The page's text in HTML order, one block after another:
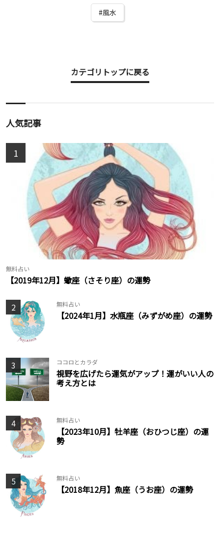
風水
カテゴリトップに戻る
人気記事
1
無料占い
【2019年12月】蠍座（さそり座）の運勢
2 無料占い
【2024年1月】水瓶座（みずがめ座）の運勢
3 ココロとカラダ
視野を広げたら運気がアップ！運がいい人の
考え方とは
4 無料占い
【2023年10月】牡羊座（おひつじ座）の運
勢
5 無料占い
【2018年12月】魚座（うお座）の運勢